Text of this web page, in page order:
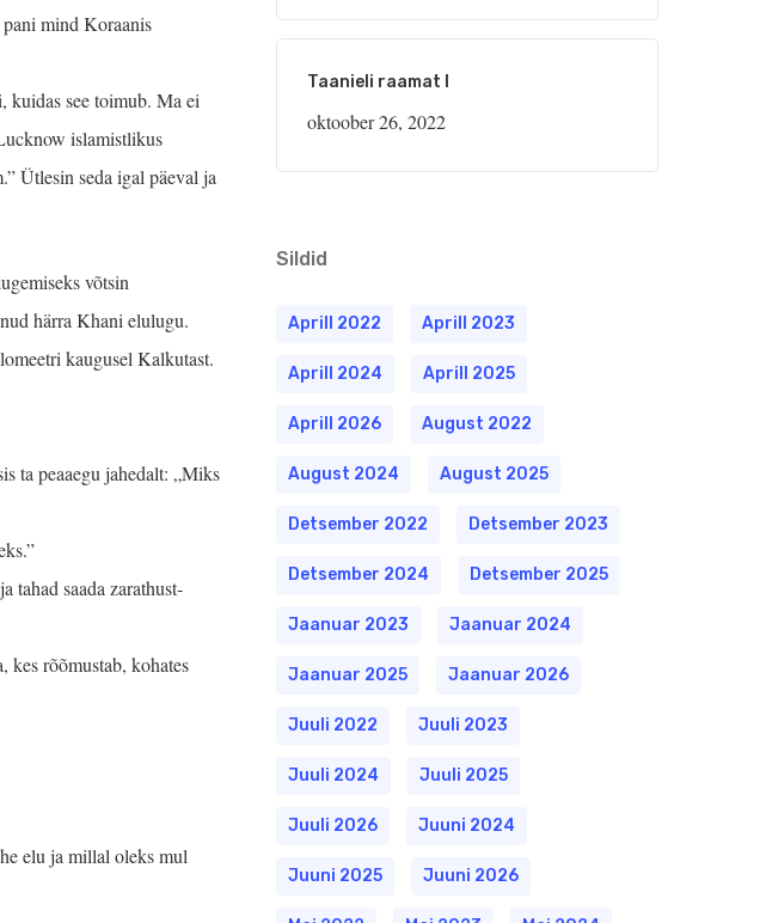
mind Koraanis
kuidas see toimub. Ma ei
isla­mistlikus
Ütlesin seda igal päeval ja
võtsin
härra Khani elulugu.
kaugusel Kalkutast.
ta peaaegu jahedalt: „Miks
tahad saada zarathust­
rõõmustab, kohates
elu ja millal oleks mul
Taanieli raamat I
oktoober 26, 2022
Sildid
Aprill 2022 Aprill 2023
Aprill 2024 Aprill 2025
Aprill 2026 August 2022
August 2024 August 2025
Detsember 2022 Detsember 2023
Detsember 2024 Detsember 2025
Jaanuar 2023 Jaanuar 2024
Jaanuar 2025 Jaanuar 2026
Juuli 2022 Juuli 2023
Juuli 2024 Juuli 2025
Juuli 2026 Juuni 2024
Juuni 2025 Juuni 2026